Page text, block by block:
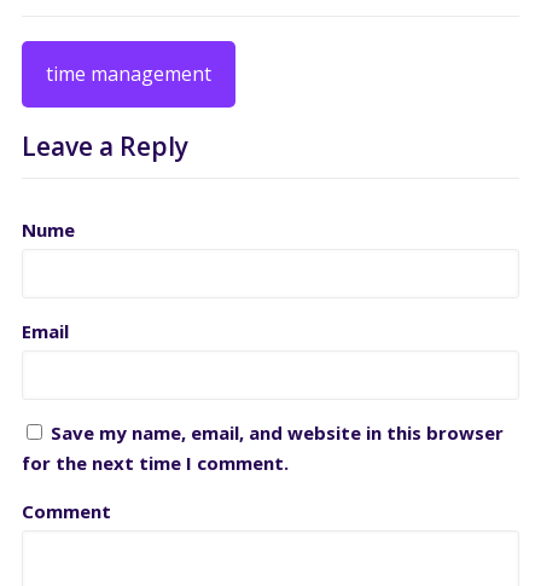
time management
Leave a Reply
Nume
Email
Save my name, email, and website in this browser
for the next time I comment.
Comment